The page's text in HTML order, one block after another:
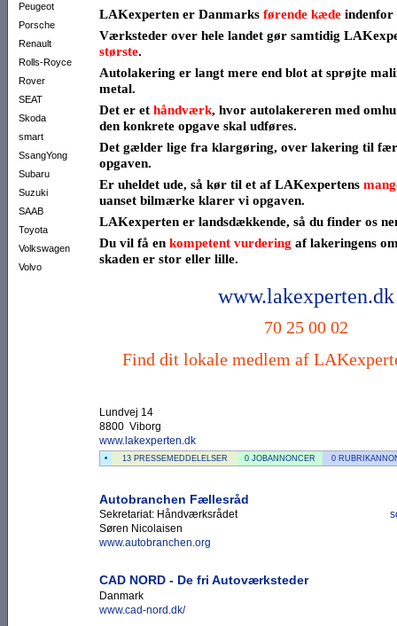
Peugeot
Porsche
Renault
Rolls-Royce
Rover
SEAT
Skoda
smart
SsangYong
Subaru
Suzuki
SAAB
Toyota
Volkswagen
Volvo
LAKexperten er Danmarks førende kæde indenfor
Værksteder over hele landet gør samtidig
største.
Autolakering er langt mere end blot at sprøjte
metal.
Det er et håndværk, hvor autolakereren med
den konkrete opgave skal udføres.
Det gælder lige fra klargøring, over lakering til
opgaven.
Er uheldet ude, så kør til et af LAKexpertens
uanset bilmærke klarer vi opgaven.
LAKexperten er landsdækkende, så du finder os
Du vil få en kompetent vurdering af lakeringens
skaden er stor eller lille.
www.lakexperten.dk
70 25 00 02
Find dit lokale medlem af
Lundvej 14
8800 Viborg
www.lakexperten.dk
• 13 PRESSEMEDDELELSER 0 JOBANNONCER 0
Autobranchen Fællesråd
Sekretariat: Håndværksrådet
Søren Nicolaisen
www.autobranchen.org
CAD NORD - De fri Autoværksteder
Danmark
www.cad-nord.dk/